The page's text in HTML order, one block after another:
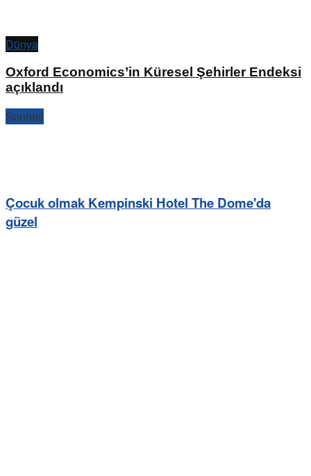
Dünya
Oxford Economics’in Küresel Şehirler Endeksi
açıklandı
Sonraki
Çocuk olmak Kempinski Hotel The Dome'da
güzel